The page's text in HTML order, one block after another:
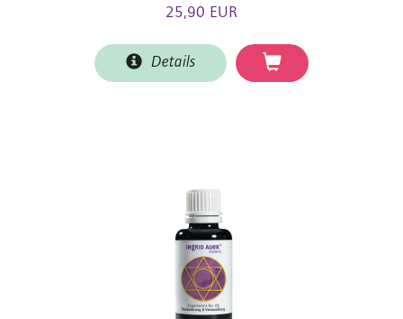
25,90 EUR
Details